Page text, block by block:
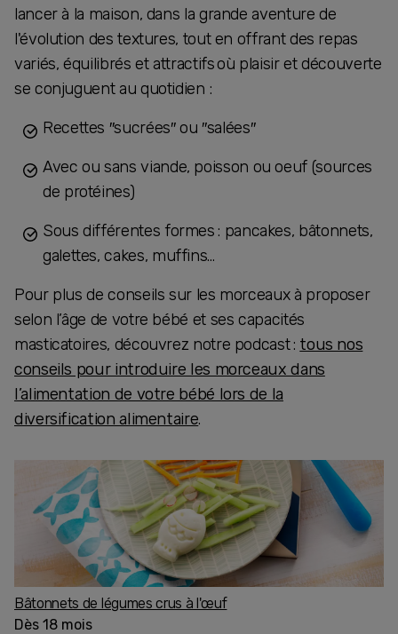
lancer à la maison, dans la grande aventure de
l'évolution des textures, tout en offrant des repas
variés, équilibrés et attractifs où plaisir et découverte
se conjuguent au quotidien :
Recettes ″sucrées″ ou ″salées″
Avec ou sans viande, poisson ou oeuf (sources
de protéines)
Sous différentes formes : pancakes, bâtonnets,
galettes, cakes, muffins…
Pour plus de conseils sur les morceaux à proposer
selon l’âge de votre bébé et ses capacités
masticatoires, découvrez notre podcast : tous nos
conseils pour introduire les morceaux dans
l’alimentation de votre bébé lors de la
diversification alimentaire.
Bâtonnets de légumes crus à l'œuf
Dès 18 mois